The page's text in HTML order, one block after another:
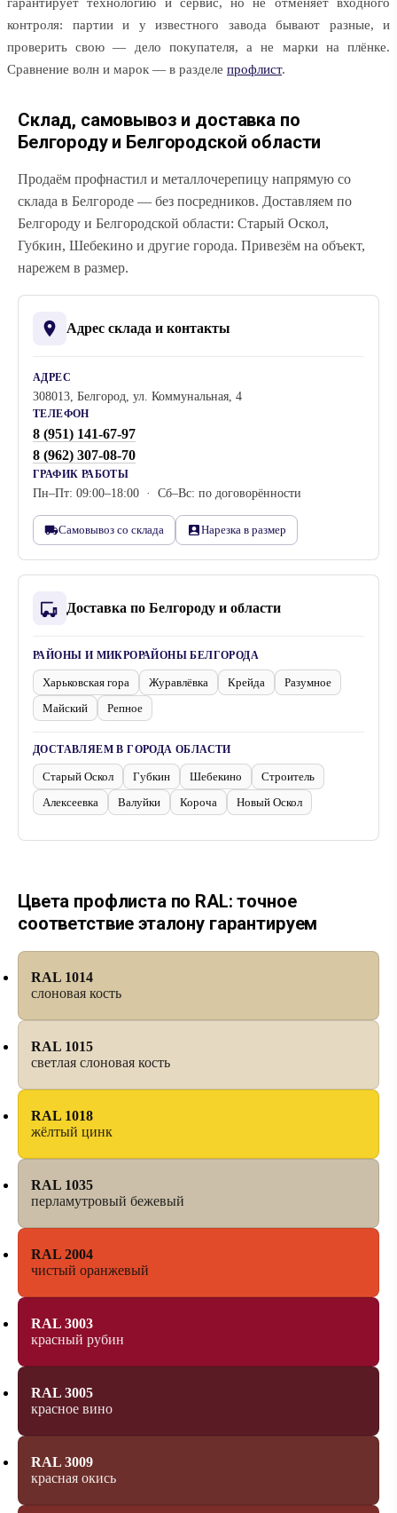
контроля: партии и у известного завода бывают разные, и
проверить свою — дело покупателя, а не марки на плёнке.
Сравнение волн и марок — в разделе профлист.
Склад, самовывоз и доставка по
Белгороду и Белгородской области
Продаём профнастил и металлочерепицу напрямую со
склада в Белгороде — без посредников. Доставляем по
Белгороду и Белгородской области: Старый Оскол,
Губкин, Шебекино и другие города. Привезём на объект,
нарежем в размер.
Адрес склада и контакты
АДРЕС
308013, Белгород, ул. Коммунальная, 4
ТЕЛЕФОН
8 (951) 141-67-97
8 (962) 307-08-70
ГРАФИК РАБОТЫ
Пн–Пт: 09:00–18:00 · Сб–Вс: по договорённости
Самовывоз со склада Нарезка в размер
Доставка по Белгороду и области
РАЙОНЫ И МИКРОРАЙОНЫ БЕЛГОРОДА
Харьковская гора Журавлёвка Крейда
Разумное
Майский
Репное
ДОСТАВЛЯЕМ В ГОРОДА ОБЛАСТИ
Старый Оскол Губкин Шебекино
Строитель
Алексеевка
Валуйки Короча Новый Оскол
Цвета профлиста по RAL: точное
соответствие эталону гарантируем
RAL 1014
слоновая кость
RAL 1015
светлая слоновая кость
RAL 1018
жёлтый цинк
RAL 1035
перламутровый бежевый
RAL 2004
чистый оранжевый
RAL 3003
красный рубин
RAL 3005
красное вино
RAL 3009
красная окись